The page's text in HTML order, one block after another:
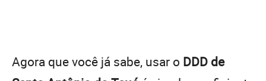
Agora que você já sabe, usar o DDD de